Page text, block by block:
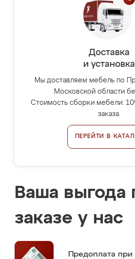
Доставка
и установка
Мы доставляем мебель по
Московской области
Стоимость сборки мебели:
заказа.
ПЕРЕЙТИ В
Ваша выгода
заказе у нас
Предоплата при